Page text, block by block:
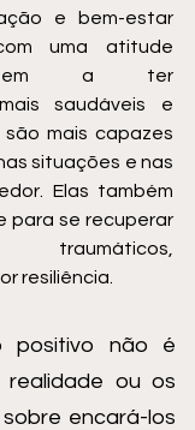
e bem-estar
uma atitude
a ter
saudáveis e
mais capazes
situações e nas
Elas também
para se recuperar
resiliência.
positivo não é
ou os
encará-los